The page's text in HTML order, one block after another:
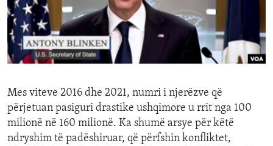
ENVIRONMENT AND HEALTH
IDEALS AND INSTITUTIONS
Mes viteve 2016 dhe 2021, numri i njerëzve që
përjetuan pasiguri drastike ushqimore u rrit nga 100
milionë në 160 milionë. Ka shumë arsye për këtë
ndryshim të padëshiruar, që përfshin konfliktet,